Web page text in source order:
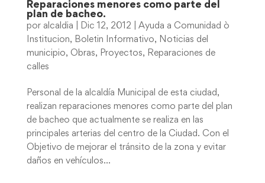
Reparaciones menores como parte del
plan de bacheo.
por alcaldia Dic 12, 2012
Ayuda a Comunidad ò
Institucion, Boletin Informativo,
Noticias del
municipio, Obras, Proyectos, Reparaciones de
calles
Personal de la alcaldía Municipal de esta ciudad,
realizan reparaciones menores como parte del plan
de bacheo que actualmente se realiza en las
principales arterias del centro de la Ciudad. Con el
Objetivo de mejorar el tránsito de la zona y evitar
daños en vehículos...